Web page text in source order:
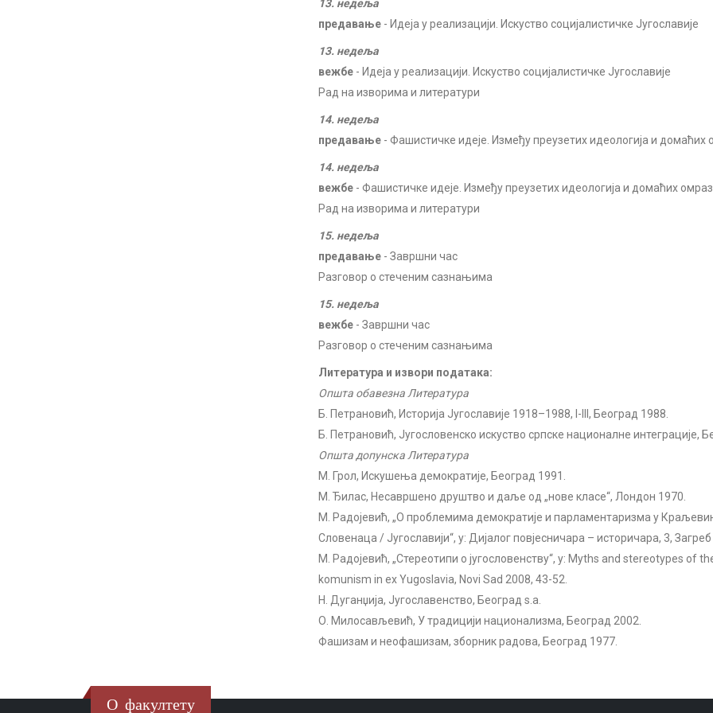
13. недеља
предавање - Идеја у реализацији. Искуство социјалистичке Југославије
13. недеља
вежбе - Идеја у реализацији. Искуство социјалистичке Југославије
Рад на изворима и литератури
14. недеља
предавање - Фашистичке идеје. Између преузетих идеологија и домаћих
14. недеља
вежбе - Фашистичке идеје. Између преузетих идеологија и домаћих
Рад на изворима и литератури
15. недеља
предавање - Завршни час
Разговор о стеченим сазнањима
15. недеља
вежбе - Завршни час
Разговор о стеченим сазнањима
Литература и извори података:
Општа обавезна Литература
Б. Петрановић, Историја Југославије 1918–1988, I-III, Београд 1988.
Б. Петрановић, Југословенско искуство српске националне интеграције,
Општа допунска Литература
М. Грол, Искушења демократије, Београд 1991.
М. Ђилас, Несавршено друштво и даље од „нове класе“, Лондон 1970.
М. Радојевић, „О проблемима демократије и парламентаризма у
Словенаца / Југославији“, у: Дијалог повјесничара – историчара, 3,
М. Радојевић, „Стереотипи о југословенству“, у: Myths and stereotypes of
komunism in ex Yugoslavia, Novi Sad 2008, 43-52.
Н. Дуганџија, Југославенство, Београд s.a.
О. Милосављевић, У традицији национализма, Београд 2002.
Фашизам и неофашизам, зборник радова, Београд 1977.
О факултету